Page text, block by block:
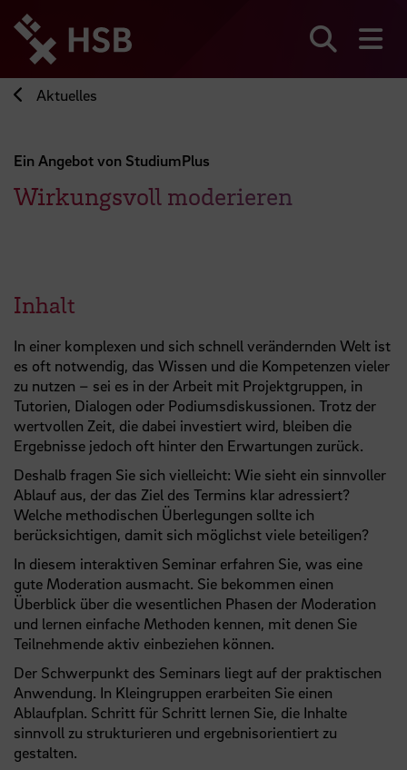
zum
Seiteninhalt
springen
Aktuelles
Ein Angebot von StudiumPlus
Wirkungsvoll moderieren
Inhalt
In einer komplexen und sich schnell verändernden Welt ist
es oft notwendig, das Wissen und die Kompetenzen vieler
zu nutzen – sei es in der Arbeit mit Projektgruppen, in
Tutorien, Dialogen oder Podiumsdiskussionen. Trotz der
wertvollen Zeit, die dabei investiert wird, bleiben die
Ergebnisse jedoch oft hinter den Erwartungen zurück.
Deshalb fragen Sie sich vielleicht: Wie sieht ein sinnvoller
Ablauf aus, der das Ziel des Termins klar adressiert?
Welche methodischen Überlegungen sollte ich
berücksichtigen, damit sich möglichst viele beteiligen?
In diesem interaktiven Seminar erfahren Sie, was eine
gute Moderation ausmacht. Sie bekommen einen
Überblick über die wesentlichen Phasen der Moderation
und lernen einfache Methoden kennen, mit denen Sie
Teilnehmende aktiv einbeziehen können.
Der Schwerpunkt des Seminars liegt auf der praktischen
Anwendung. In Kleingruppen erarbeiten Sie einen
Ablaufplan. Schritt für Schritt lernen Sie, die Inhalte
sinnvoll zu strukturieren und ergebnisorientiert zu
gestalten.